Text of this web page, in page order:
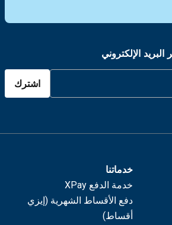
الإلكتروني
اشترك
خدماتنا
خدمة الدفع XPay
دفع الأقساط الشهرية (إيزي
أقساط)